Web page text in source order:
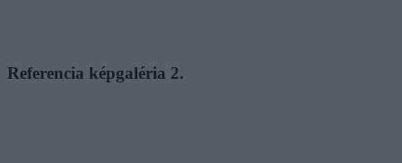
Referencia képgaléria 2.